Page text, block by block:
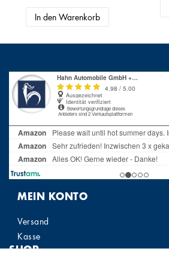
In den Warenkorb
MEIN KONTO
Versand
Kasse
SHOP